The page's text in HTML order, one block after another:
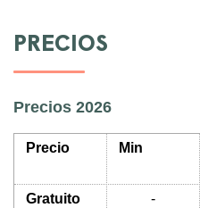
PRECIOS
Precios 2026
Precio Min
Gratuito
-